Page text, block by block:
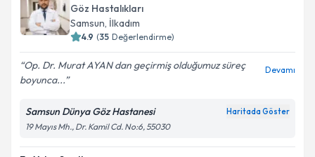
Göz Hastalıkları
Samsun, İlkadım
4.9 (35 Değerlendirme)
Op. Dr. Murat AYAN dan geçirmiş olduğumuz süreç
boyunca...
Devamı
Samsun Dünya Göz Hastanesi Haritada Göster
19 Mayıs Mh., Dr. Kamil Cd. No:6, 55030